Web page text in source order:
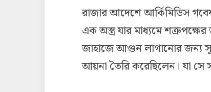
রাজার আদেশে আর্কিমিডিস
এক অস্ত্র যার মাধ্যমে
জাহাজে আগুন লাগানোর জন্য
আয়না তৈরি করেছিলেন। যা সে